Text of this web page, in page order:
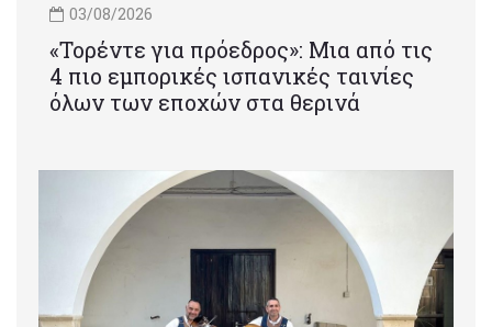
03/08/2026
«Τορέντε για πρόεδρος»: Mια από τις
4 πιο εμπορικές ισπανικές ταινίες
όλων των εποχών στα θερινά